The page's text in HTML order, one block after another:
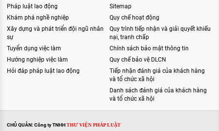
Pháp luật lao động
Khám phá nghề nghiệp
Xây dựng và phát triển đội ngũ nhân
sự
Tuyển dụng việc làm
Hướng nghiệp việc làm
Hỏi đáp pháp luật lao động
Sitemap
Quy chế hoạt động
Quy trình tiếp nhận và giải quyết khiếu
nại, tranh chấp
Chính sách bảo mật thông tin
Quy chế bảo vệ DLCN
Tiếp nhận đánh giá của khách hàng
và tổ chức xã hội
Danh sách đánh giá của khách hàng
và tổ chức xã hội
CHỦ QUẢN: Công ty TNHHTHƯ VIỆN PHÁP LUẬT